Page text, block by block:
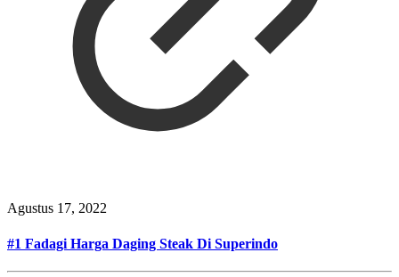
Agustus 17, 2022
#1 Fadagi Harga Daging Steak Di Superindo